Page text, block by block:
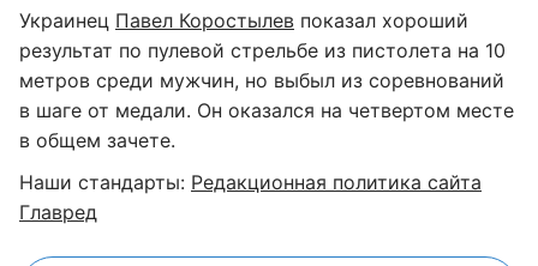
Украинец Павел Коростылев показал хороший
результат по пулевой стрельбе из пистолета на 10
метров среди мужчин, но выбыл из соревнований
в шаге от медали. Он оказался на четвертом месте
в общем зачете.
Наши стандарты: Редакционная политика сайта
Главред